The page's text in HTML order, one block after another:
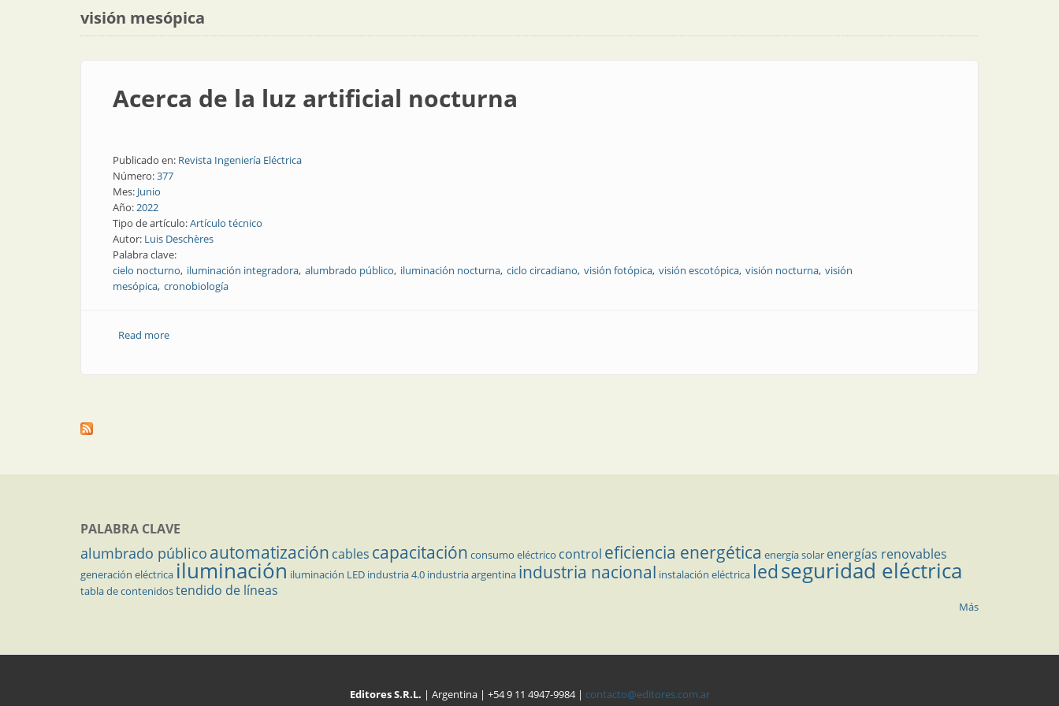
visión mesópica
Acerca de la luz artificial nocturna
Publicado en: Revista Ingeniería Eléctrica
Número:377
Mes: Junio
Año:2022
Tipo de artículo:Artículo técnico
Autor: Luis Deschères
Palabra clave:
cielo nocturno iluminación integradora alumbrado público iluminación nocturna ciclo circadiano visión fotópica visión escotópica visión nocturna visión
mesópica cronobiología
Read moreabout Acerca de la luz artificial nocturna
PALABRA CLAVE
alumbrado público automatización cables capacitación consumo eléctrico control eficiencia energética energía solar energías renovables
generación eléctrica iluminación iluminación LED industria 4.0 industria argentina industria nacional instalación eléctrica ledseguridad eléctrica
tabla de contenidostendido de líneas
Más
Editores S.R.L. | Argentina | +54 9 11 4947-9984 | contacto@editores.com.ar